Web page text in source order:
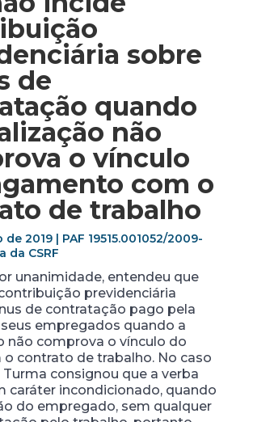
sobre
de
quando
não
o vínculo
com o
de trabalho
2019 | PAF 19515.001052/2009-
da CSRF
unanimidade, entendeu que
previdenciária
de contratação pago pela
empregados quando a
não comprova o vínculo do
o contrato de trabalho. No caso
Turma consignou que a verba
caráter incondicionado, quando
do empregado, sem qualquer